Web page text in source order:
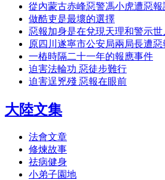
從內蒙古赤峰惡警馮小虎遭惡報
做酷吏是最壞的選擇
惡報加身是在兌現天理和警示世
原四川遂寧市公安局兩局長遭惡
一樁時隔二十一年的報應事件
迫害法輪功 惡徒步難行
迫害逞兇殘 惡報在眼前
大陸文集
法會文章
修煉故事
祛病健身
小弟子園地